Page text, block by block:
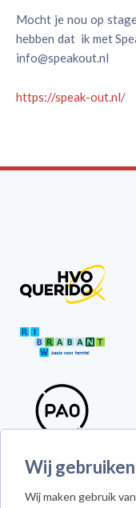
Wij
Wij maken gebruik
Mocht je nou op
hebben dat ik met
info@speakout.nl
https://speak-out.nl/
Howie the